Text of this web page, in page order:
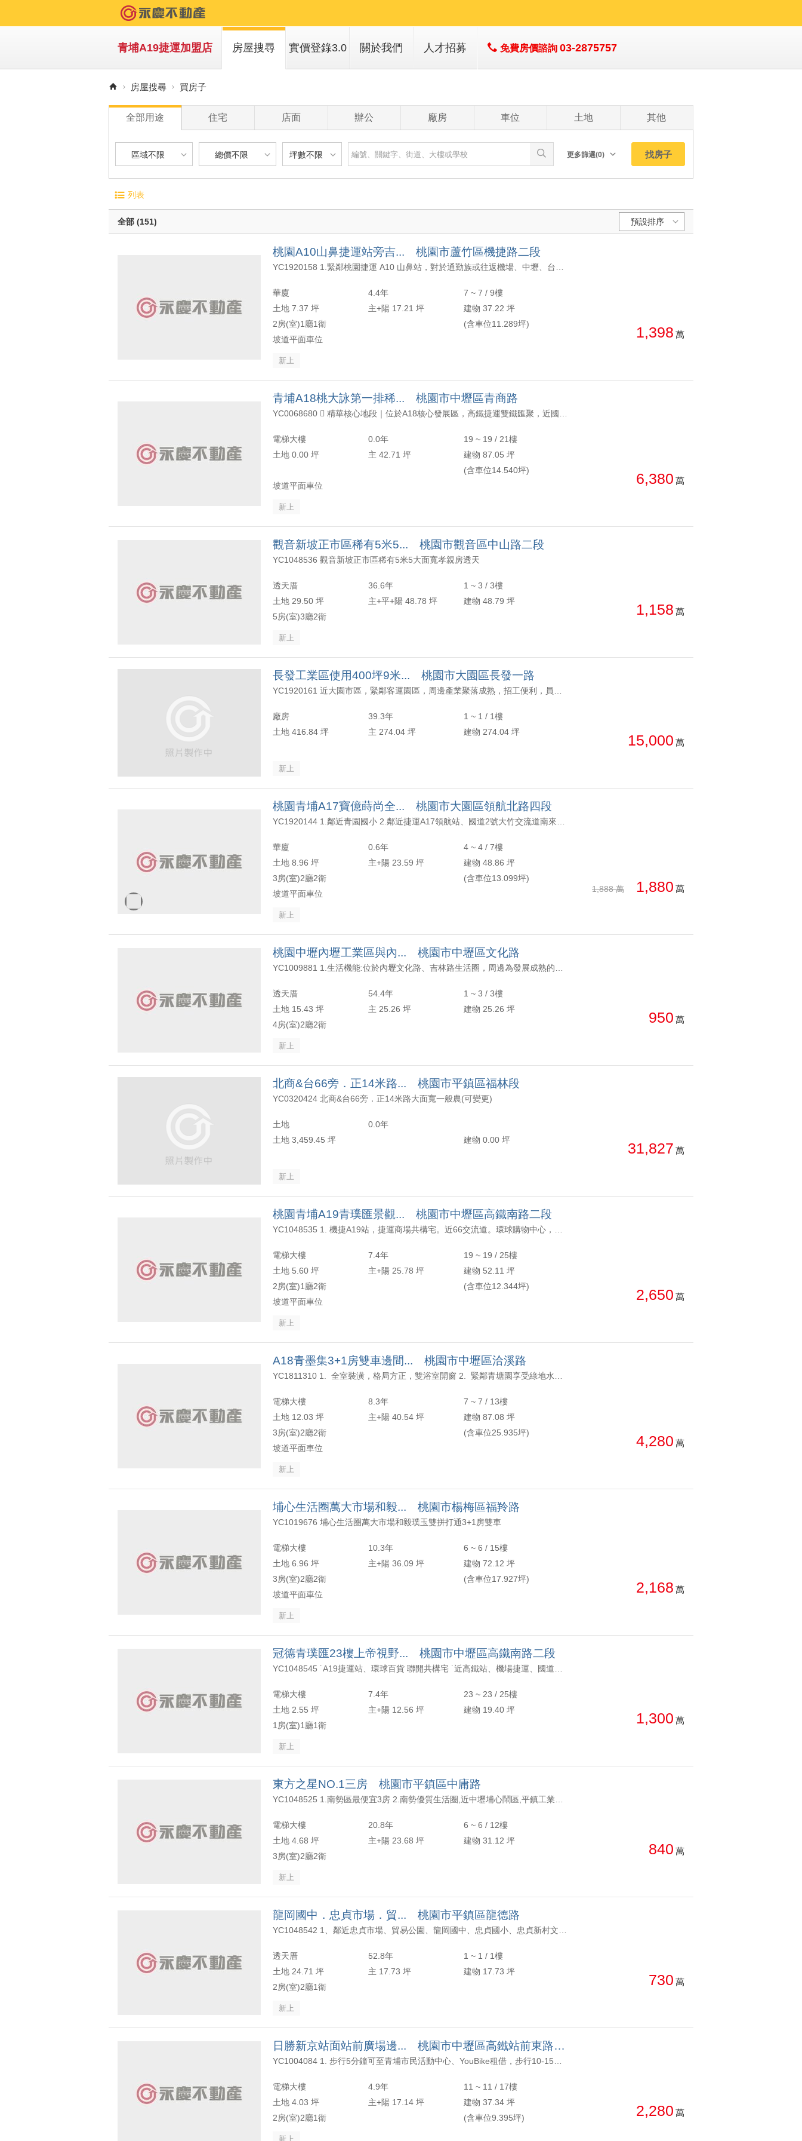
青埔A19捷運加盟店 房屋搜尋 實價登錄3.0 關於我們
經營績效
服務項目
人才招募 免費房價諮詢 03-2875757
房屋搜尋 買房子
全部用途 住宅 店面 辦公 廠房 車位 土地 其他
區域不限
桃園市-中壢區
桃園市-大園區
桃園市-桃園區
桃園市-八德區
桃園市-龜山區
新竹縣-北埔鄉
總價不限
300 萬以下
300 萬 - 600 萬
600 萬 - 900 萬
1200 萬 - 1500 萬
坪數不限
坪數不限
20 坪以下
20 坪 - 30 坪
40 坪 - 50 坪
更多篩選(0) 找房子
電梯大廈
無電梯公寓
透天別墅
有無障礙空間
5 年 - 10 年
10 年 - 20 年
20 年 - 30 年
年
2 - 6 樓
7 - 12 樓
13 樓以上
- 樓
3 房
4 房
5 房以上
-
東
列表
全部 (151) 預設排序
降幅: 高 → 低
桃園A10山鼻捷運站旁吉... 桃園市蘆竹區機捷路二段
華廈 4.4年
7 ~ 7 / 9樓
土地 7.37 坪
主+陽 17.21 坪
建物 37.22 坪
2房(室)1廳1衛
(含車位11.289坪)
坡道平面車位
新上
1,398 萬
青埔A18桃大詠第一排稀... 桃園市中壢區青商路
電梯大樓 0.0年
19 ~ 19 / 21樓
土地 0.00 坪
主 42.71 坪
建物 87.05 坪
(含車位14.540坪)
坡道平面車位
新上
6,380 萬
觀音新坡正市區稀有5米5... 桃園市觀音區中山路二段
YC1048536 觀音新坡正市區稀有5米5大面寬孝親房透天
透天厝 36.6年
1 ~ 3 / 3樓
土地 29.50 坪
主+平+陽 48.78 坪
建物 48.79 坪
5房(室)3廳2衛
新上
1,158 萬
長發工業區使用400坪9米... 桃園市大園區長發一路
廠房 39.3年
1 ~ 1 / 1樓
土地 416.84 坪
主 274.04 坪 建物 274.04 坪
新上
15,000 萬
桃園青埔A17寶億蒔尚全... 桃園市大園區領航北路四段
華廈 0.6年
4 ~ 4 / 7樓
土地 8.96 坪
主+陽 23.59 坪
建物 48.86 坪
3房(室)2廳2衛
(含車位13.099坪)
坡道平面車位
新上
1,888 萬 1,880 萬
桃園中壢內壢工業區與內... 桃園市中壢區文化路
透天厝 54.4年
1 ~ 3 / 3樓
土地 15.43 坪
主 25.26 坪
建物 25.26 坪
4房(室)2廳2衛
新上
950 萬
北商&台66旁．正14米路... 桃園市平鎮區福林段
YC0320424 北商&台66旁．正14米路大面寬一般農(可變更)
土地
0.0年
土地 3,459.45 坪
建物 0.00 坪
新上
31,827 萬
桃園青埔A19青璞匯景觀... 桃園市中壢區高鐵南路二段
電梯大樓 7.4年
19 ~ 19 / 25樓
土地 5.60 坪
主+陽 25.78 坪
建物 52.11 坪
2房(室)1廳2衛
(含車位12.344坪)
坡道平面車位
新上
2,650 萬
A18青墨集3+1房雙車邊間... 桃園市中壢區洽溪路
電梯大樓 8.3年
7 ~ 7 / 13樓
土地 12.03 坪
主+陽 40.54 坪
建物 87.08 坪
3房(室)2廳2衛
(含車位25.935坪)
坡道平面車位
新上
4,280 萬
埔心生活圈萬大市場和毅... 桃園市楊梅區福羚路
YC1019676 埔心生活圈萬大市場和毅璞玉雙拼打通3+1房雙車
電梯大樓 10.3年
6 ~ 6 / 15樓
土地 6.96 坪
主+陽 36.09 坪
建物 72.12 坪
3房(室)2廳2衛
(含車位17.927坪)
坡道平面車位
新上
2,168 萬
冠德青璞匯23樓上帝視野... 桃園市中壢區高鐵南路二段
電梯大樓 7.4年
23 ~ 23 / 25樓
土地 2.55 坪
主+陽 12.56 坪
建物 19.40 坪
1房(室)1廳1衛
新上
1,300 萬
東方之星NO.1三房 桃園市平鎮區中庸路
電梯大樓 20.8年
6 ~ 6 / 12樓
土地 4.68 坪
主+陽 23.68 坪
建物 31.12 坪
3房(室)2廳2衛
新上
840 萬
龍岡國中．忠貞市場．貿... 桃園市平鎮區龍德路
透天厝 52.8年
1 ~ 1 / 1樓
土地 24.71 坪
主 17.73 坪
建物 17.73 坪
2房(室)2廳1衛
新上
730 萬
日勝新京站面站前廣場邊... 桃園市中壢區高鐵站前東路一段
電梯大樓 4.9年
11 ~ 11 / 17樓
土地 4.03 坪
主+陽 17.14 坪
建物 37.34 坪
2房(室)2廳1衛
(含車位9.395坪)
新上
2,280 萬